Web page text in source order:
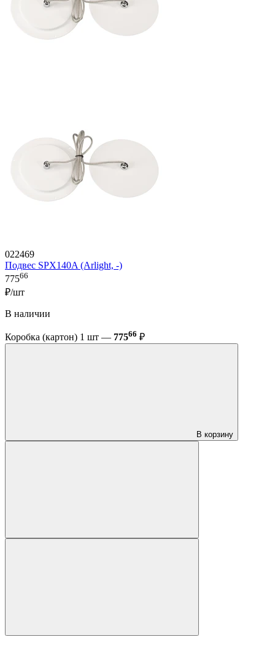
022469
Подвес SPX140A (Arlight, -)
77566
₽/шт
В наличии
Коробка (картон) 1 шт — 77566 ₽
В корзину